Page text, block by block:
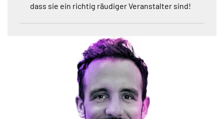
dass sie ein richtig räudiger Veranstalter sind!